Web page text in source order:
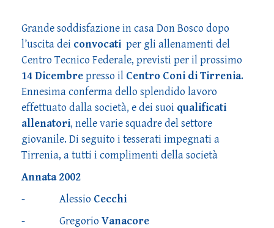
Grande soddisfazione in casa Don Bosco dopo
l’uscita dei convocati per gli allenamenti del
Centro Tecnico Federale, previsti per il prossimo
14 Dicembrepresso il Centro Coni di Tirrenia.
Ennesima conferma dello splendido lavoro
effettuato dalla società, e dei suoi qualificati
allenatori, nelle varie squadre del settore
giovanile. Di seguito i tesserati impegnati a
Tirrenia, a tutti i complimenti della società
Annata 2002
- Alessio Cecchi
- Gregorio Vanacore